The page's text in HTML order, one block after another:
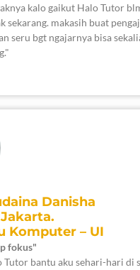
kalo gaikut Halo Tutor
sekarang. makasih buat
seru bgt ngajarnya bisa
Danisha
Komputer – UI
fokus"
Tutor bantu aku sehari-hari di